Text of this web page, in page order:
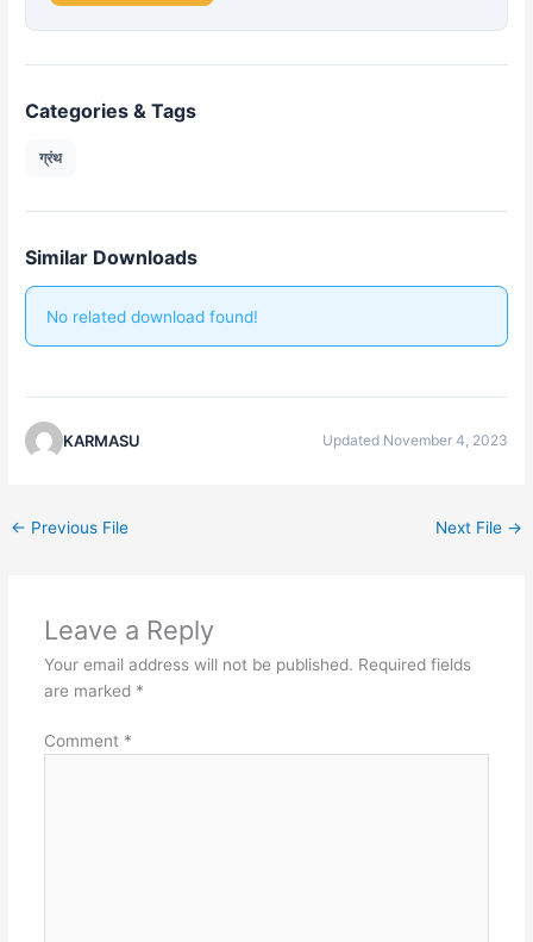
Categories & Tags
ग्रंथ
Similar Downloads
No related download found!
KARMASU Updated November 4, 2023
← Previous File Next File →
Leave a Reply
Your email address will not be published. Required fields
are marked *
Comment *